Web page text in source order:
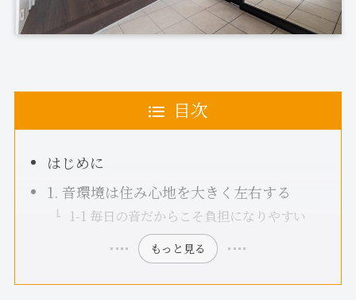
目次
はじめに
1. 音環境は住み心地を大きく左右する
1-1 毎日の音だからこそ負担になりやすい
もっと見る